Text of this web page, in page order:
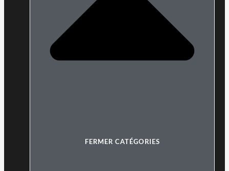
FERMER CATÉGORIES